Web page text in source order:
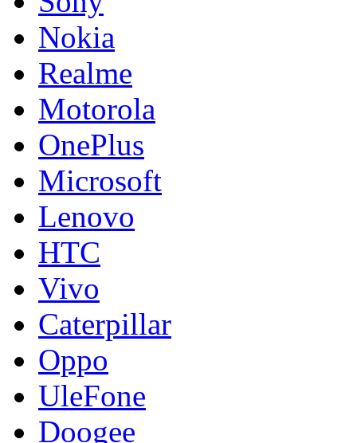
Nokia
Realme
Motorola
OnePlus
Microsoft
Lenovo
HTC
Vivo
Caterpillar
Oppo
UleFone
Doogee